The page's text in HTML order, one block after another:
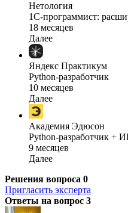
Нетология
1C-программист:
18 месяцев
Далее
Яндекс Практикум
Python-разработчик
10 месяцев
Далее
Академия Эдюсон
Python-разработчик +
9 месяцев
Далее
Решения вопроса 0
Пригласить эксперта
Ответы на вопрос 3